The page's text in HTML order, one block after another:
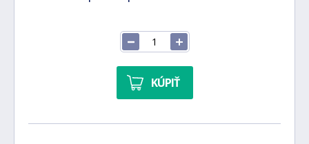
KÚPIŤ